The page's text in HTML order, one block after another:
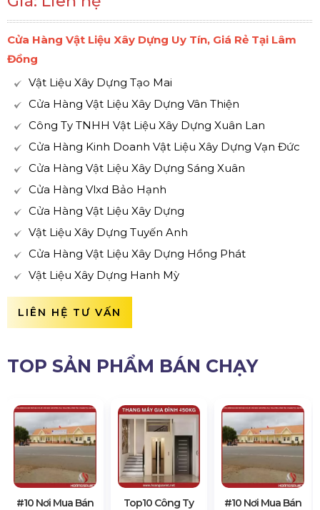
Cửa Hàng Vật Liệu Xây Dựng Uy Tín, Giá Rẻ Tại Lâm
Đồng
Vật Liệu Xây Dựng Tạo Mai
Cửa Hàng Vật Liệu Xây Dựng Vân Thiện
Công Ty TNHH Vật Liệu Xây Dựng Xuân Lan
Cửa Hàng Kinh Doanh Vật Liệu Xây Dựng Vạn Đức
Cửa Hàng Vật Liệu Xây Dựng Sáng Xuân
Cửa Hàng Vlxd Bảo Hạnh
Cửa Hàng Vật Liệu Xây Dựng
Vật Liệu Xây Dựng Tuyến Anh
Cửa Hàng Vật Liệu Xây Dựng Hồng Phát
Vật Liệu Xây Dựng Hanh Mỳ
LIÊN HỆ TƯ VẤN
TOP SẢN PHẨM BÁN CHẠY
#10 Nơi Mua Bán
Top10 Công Ty
#10 Nơi Mua Bán